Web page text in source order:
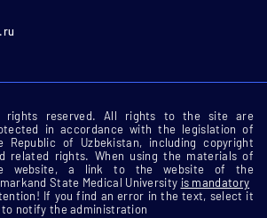
rights reserved. All rights to the site are
in accordance with the legislation of
Republic of Uzbekistan, including copyright
related rights. When using the materials of
website, a link to the website of the
State Medical University is mandatory
If you find an error in the text, select it
notify the administration